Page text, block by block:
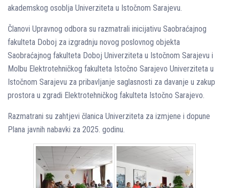
akademskog osoblјa Univerziteta u Istočnom Sarajevu.
Članovi Upravnog odbora su razmatrali inicijativu Saobraćajnog
fakulteta Doboj za izgradnju novog poslovnog objekta
Saobraćajnog fakulteta Doboj Univerziteta u Istočnom Sarajevu i
Molbu Elektrotehničkog fakulteta Istočno Sarajevo Univerziteta u
Istočnom Sarajevu za pribavlјanje saglasnosti za davanje u zakup
prostora u zgradi Elektrotehničkog fakulteta Istočno Sarajevo.
Razmatrani su zahtjevi članica Univerziteta za izmjene i dopune
Plana javnih nabavki za 2025. godinu.